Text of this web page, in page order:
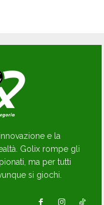
e la
Golix rompe gli
ma per tutti
si giochi.